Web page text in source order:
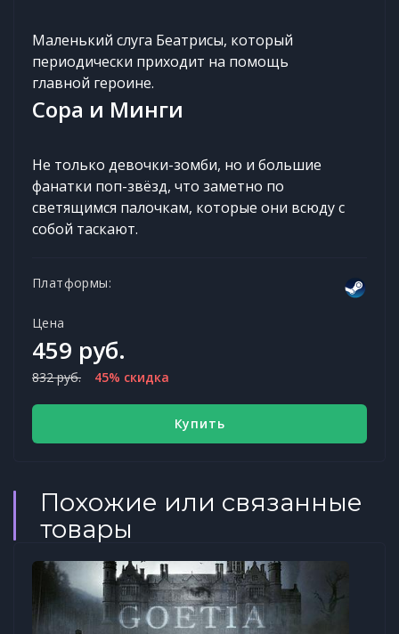
Маленький слуга Беатрисы, который
периодически приходит на помощь
главной героине.
Сора и Минги
Не только девочки-зомби, но и большие
фанатки поп-звёзд, что заметно по
светящимся палочкам, которые они всюду с
собой таскают.
Платформы:
Цена
459 руб.
832 руб. 45% скидка
Купить
Похожие или связанные
товары